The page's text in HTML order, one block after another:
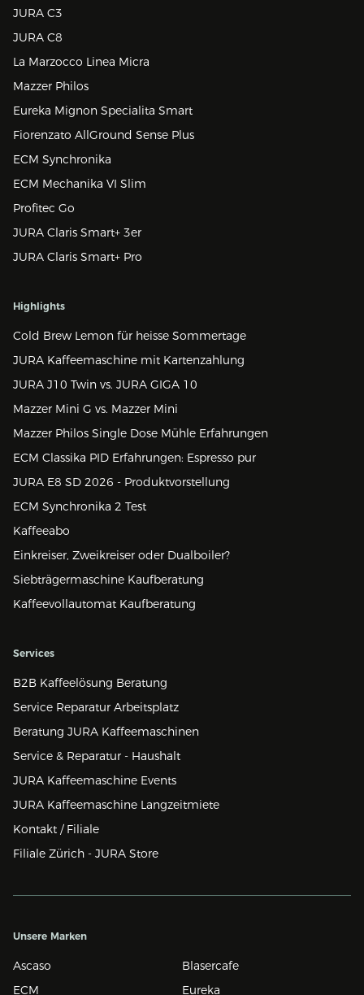
JURA C3
JURA C8
La Marzocco Linea Micra
Mazzer Philos
Eureka Mignon Specialita Smart
Fiorenzato AllGround Sense Plus
ECM Synchronika
ECM Mechanika VI Slim
Profitec Go
JURA Claris Smart+ 3er
JURA Claris Smart+ Pro
Highlights
Cold Brew Lemon für heisse Sommertage
JURA Kaffeemaschine mit Kartenzahlung
JURA J10 Twin vs. JURA GIGA 10
Mazzer Mini G vs. Mazzer Mini
Mazzer Philos Single Dose Mühle Erfahrungen
ECM Classika PID Erfahrungen: Espresso pur
JURA E8 SD 2026 - Produktvorstellung
ECM Synchronika 2 Test
Kaffeeabo
Einkreiser, Zweikreiser oder Dualboiler?
Siebträgermaschine Kaufberatung
Kaffeevollautomat Kaufberatung
Services
B2B Kaffeelösung Beratung
Service Reparatur Arbeitsplatz
Beratung JURA Kaffeemaschinen
Service & Reparatur - Haushalt
JURA Kaffeemaschine Events
JURA Kaffeemaschine Langzeitmiete
Kontakt / Filiale
Filiale Zürich - JURA Store
Unsere Marken
Ascaso
Blasercafe
ECM
Eureka